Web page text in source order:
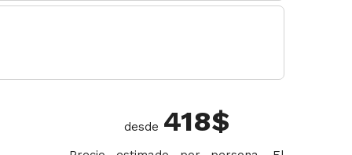
desde 418$